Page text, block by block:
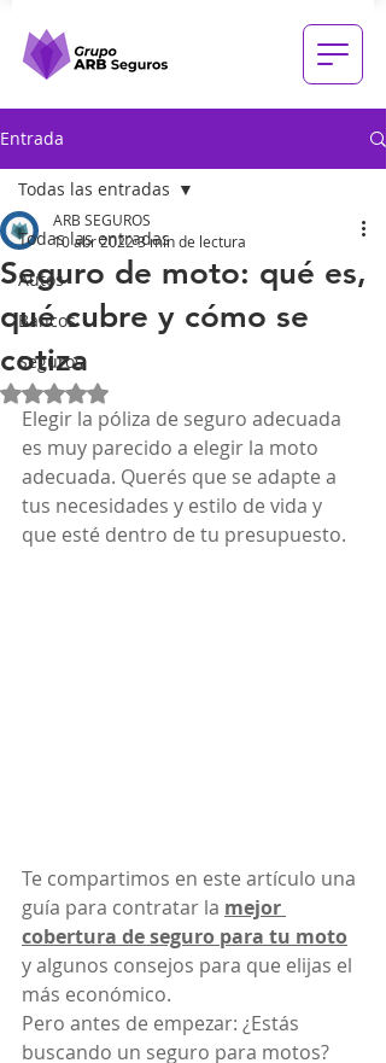
Entrada
Todas las entradas
Autos
Bancos
Seguros
Todas las entradas
Seguro de moto: qué es,
qué cubre y cómo se
cotiza
ARB SEGUROS
10 abr 20223 min de lectura
Obtuvo NaN de 5 estrellas.
Elegir la póliza de seguro adecuada
es muy parecido a elegir la moto
adecuada. Querés que se adapte a
tus necesidades y estilo de vida y
que esté dentro de tu presupuesto.
Te compartimos en este artículo una
guía para contratar la mejor
cobertura de seguro para tu moto
y algunos consejos para que elijas el
más económico.
Pero antes de empezar: ¿Estás
buscando un seguro para motos?